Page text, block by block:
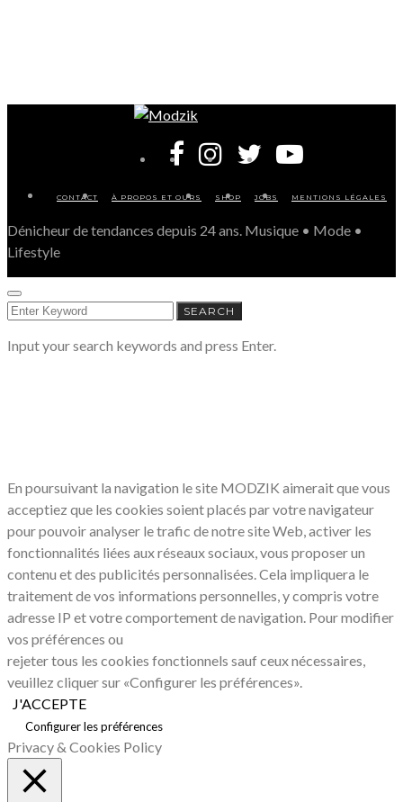
CONTACT À PROPOS ET OURS SHOP JOBS MENTIONS LÉGALES
Dénicheur de tendances depuis 24 ans. Musique • Mode •
Lifestyle
SEARCH
FOR:
SEARCH
Input your search keywords and press Enter.
En poursuivant la navigation le site MODZIK aimerait que vous
acceptiez que les cookies soient placés par votre navigateur
pour pouvoir analyser le trafic de notre site Web, activer les
fonctionnalités liées aux réseaux sociaux, vous proposer un
contenu et des publicités personnalisées. Cela impliquera le
traitement de vos informations personnelles, y compris votre
adresse IP et votre comportement de navigation. Pour modifier
vos préférences ou
rejeter tous les cookies fonctionnels sauf ceux nécessaires,
veuillez cliquer sur «Configurer les préférences».
J'ACCEPTE
Configurer les préférences
Privacy & Cookies Policy